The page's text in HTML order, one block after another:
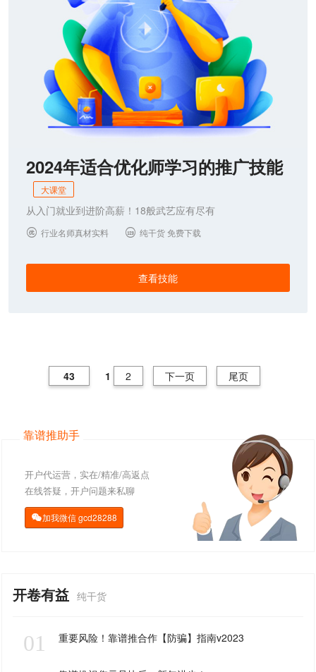
2024年适合优化师学习的推广技能
大课堂
从入门就业到进阶高薪！18般武艺应有尽有
 行业名师真材实料  纯干货 免费下载
查看技能
43 1 2 下一页 尾页
靠谱推助手
开户代运营，实在/精准/高返点
在线答疑，开户问题来私聊
加我微信gcd28288
开卷有益 纯干货
01 重要风险！靠谱推合作【防骗】指南v2023